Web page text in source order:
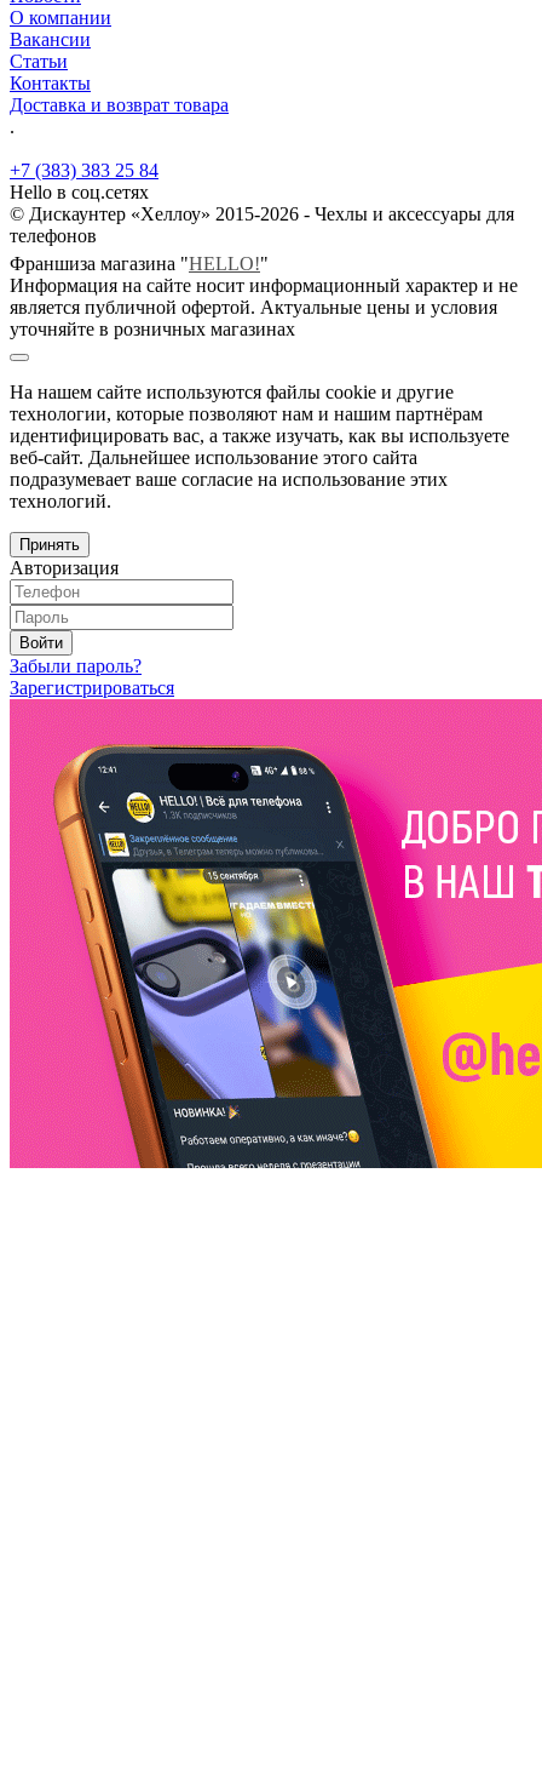
О компании
Вакансии
Статьи
Контакты
Доставка и возврат товара
.
+7 (383) 383 25 84
Hello в соц.сетях
© Дискаунтер «Хеллоу» 2015-2026 - Чехлы и аксессуары для
телефонов
Франшиза магазина "HELLO!"
Информация на сайте носит информационный характер и не
является публичной офертой. Актуальные цены и условия
уточняйте в розничных магазинах
На нашем сайте используются файлы cookie и другие
технологии, которые позволяют нам и нашим партнёрам
идентифицировать вас, а также изучать, как вы используете
веб-сайт. Дальнейшее использование этого сайта
подразумевает ваше согласие на использование этих
технологий.
Принять
Авторизация
Войти
Забыли пароль?
Зарегистрироваться